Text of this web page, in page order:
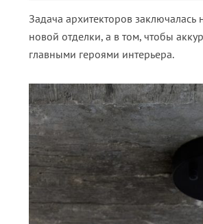
Задача архитекторов
новой отделки, а в том, чтобы
главными героями интерьера.